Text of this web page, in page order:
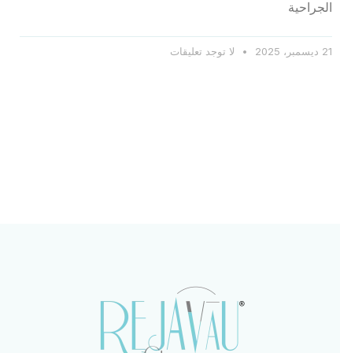
الجراحية
21 ديسمبر، 2025 لا توجد تعليقات